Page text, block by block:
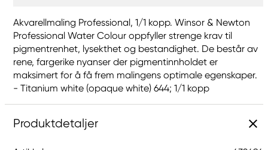
Akvarellmaling Professional, 1/1 kopp. Winsor & Newton
Professional Water Colour oppfyller strenge krav til
pigmentrenhet, lysekthet og bestandighet. De består av
rene, fargerike nyanser der pigmentinnholdet er
maksimert for å få frem malingens optimale egenskaper.
- Titanium white (opaque white) 644; 1/1 kopp
Produktdetaljer